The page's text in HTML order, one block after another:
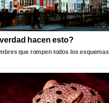
hacen esto?
que rompen todos los esquemas